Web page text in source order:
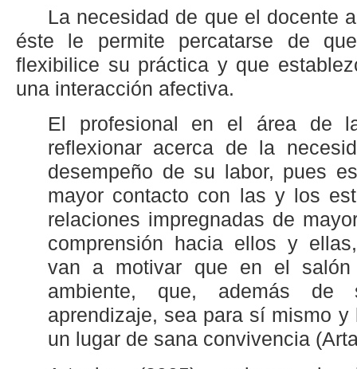
La necesidad de que el docente
éste le permite percatarse de
flexibilice su práctica y que
una interacción afectiva.
El profesional en el área de
reflexionar acerca de la
desempeño de su labor, pues
mayor contacto con las y los
relaciones impregnadas de
comprensión hacia ellos y
van a motivar que en el
ambiente, que, además
aprendizaje, sea para sí mismo
un lugar de sana convivencia